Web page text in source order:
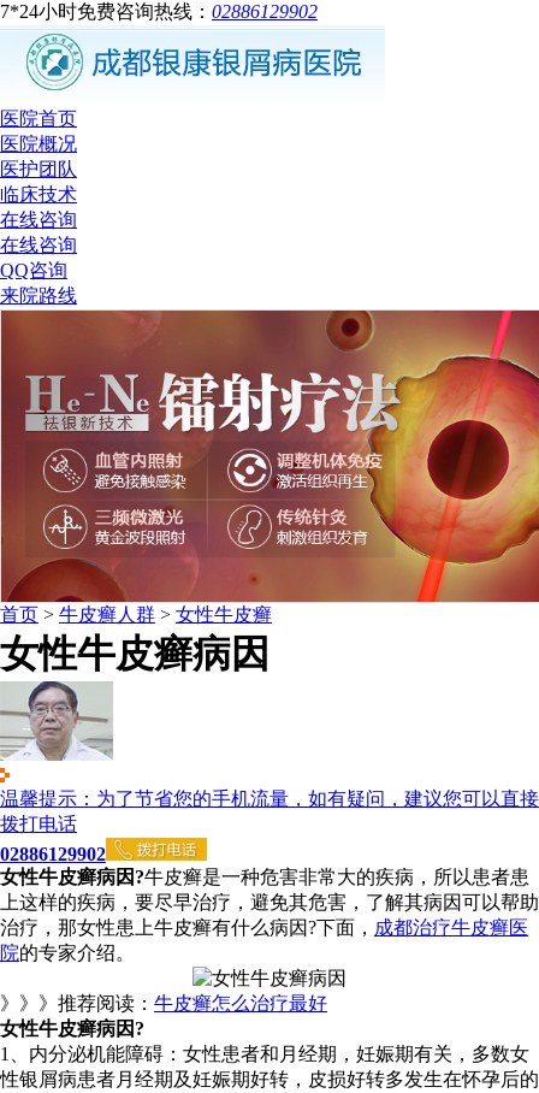
7*24小时免费咨询热线： 02886129902
医院首页
医院概况
医护团队
临床技术
在线咨询
在线咨询
QQ咨询
来院路线
首页 > 牛皮癣人群 > 女性牛皮癣
女性牛皮癣病因
温馨提示：为了节省您的手机流量，如有疑问，建议您可以直接
拨打电话
02886129902
女性牛皮癣病因?牛皮癣是一种危害非常大的疾病，所以患者患
上这样的疾病，要尽早治疗，避免其危害，了解其病因可以帮助
治疗，那女性患上牛皮癣有什么病因?下面， 成都治疗牛皮癣医
院的专家介绍。
》》》推荐阅读： 牛皮癣怎么治疗最好
女性牛皮癣病因?
1、内分泌机能障碍：女性患者和月经期，妊娠期有关，多数女
性银屑病患者月经期及妊娠期好转，皮损好转多发生在怀孕后的